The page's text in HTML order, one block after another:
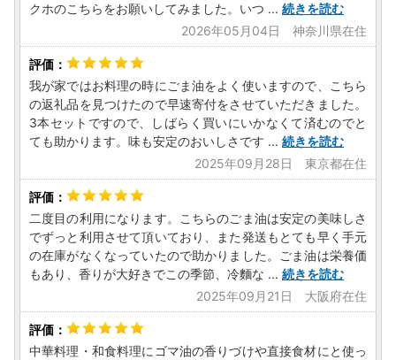
クホのこちらをお願いしてみました。いつ ... 続きを読む
2026年05月04日 神奈川県在住
我が家ではお料理の時にごま油をよく使いますので、こちら
の返礼品を見つけたので早速寄付をさせていただきました。
3本セットですので、しばらく買いにいかなくて済むのでと
ても助かります。味も安定のおいしさです ... 続きを読む
2025年09月28日 東京都在住
二度目の利用になります。こちらのごま油は安定の美味しさ
でずっと利用させて頂いており、また発送もとても早く手元
の在庫がなくなっていたので助かりました。ごま油は栄養価
もあり、香りが大好きでこの季節、冷麵な ... 続きを読む
2025年09月21日 大阪府在住
中華料理・和食料理にゴマ油の香りづけや直接食材にと使っ